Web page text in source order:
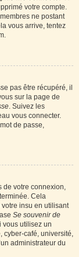
votre compte.
ne postant
vous arrive, tentez
pas être récupéré, il
sur la page de
. Suivez les
vous connecter.
de passe,
de votre connexion,
Cela
votre insu en utilisant
Se souvenir de
vous utilisez un
cyber-café, université,
administrateur du